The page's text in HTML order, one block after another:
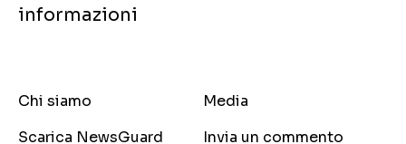
informazioni
Chi siamo
Media
Scarica NewsGuard
Invia un commento